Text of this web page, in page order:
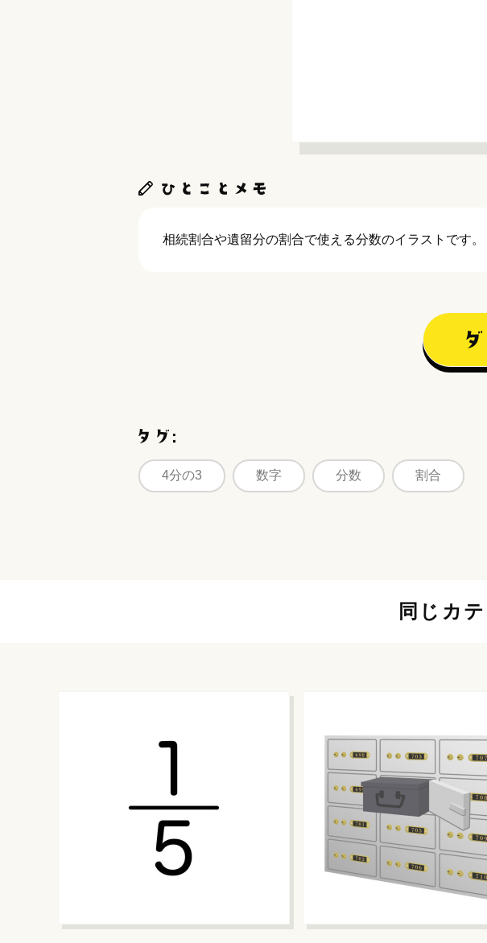
相続割合や遺留分の割合で使える分数のイラストです。
4分の3 数字 分数 割合
同じカ